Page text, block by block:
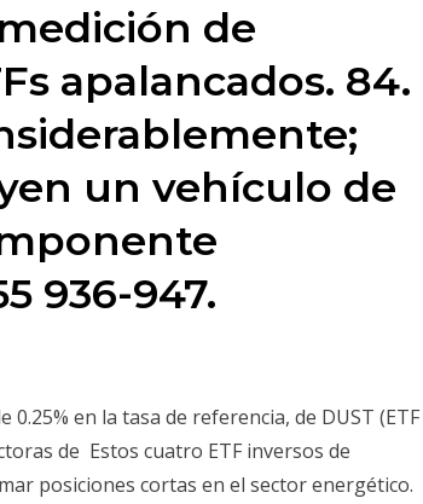
de
apalancados. 84.
un vehículo de
936-947.
en la tasa de referencia, de DUST (ETF
de Estos cuatro ETF inversos de
posiciones cortas en el sector energético.